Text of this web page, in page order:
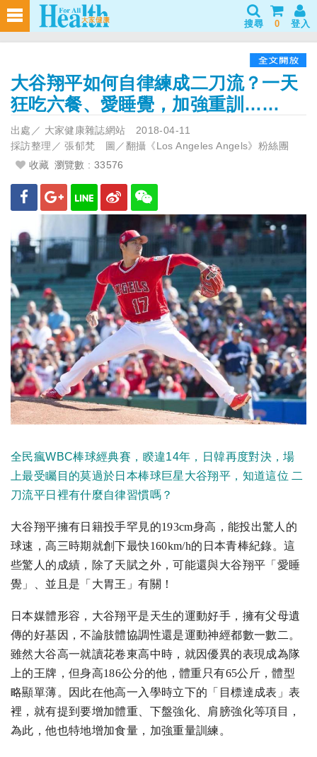
搜尋 0 登入
大谷翔平如何自律練成二刀流？一天
狂吃六餐、愛睡覺，加強重訓……
出處／ 大家健康雜誌網站 2018-04-11
採訪整理／ 張郁梵 圖／翻攝《Los Angeles Angels》粉絲團
收藏 瀏覽數 : 33576
全民瘋WBC棒球經典賽，睽違14年，日韓再度對決，場
上最受矚目的莫過於日本棒球巨星大谷翔平，知道這位 二
刀流平日裡有什麼自律習慣嗎？
大谷翔平擁有日籍投手罕見的193cm身高，能投出驚人的
球速，高三時期就創下最快160km/h的日本青棒紀錄。這
些驚人的成績，除了天賦之外，可能還與大谷翔平「愛睡
覺」、並且是「大胃王」有關！
日本媒體形容，大谷翔平是天生的運動好手，擁有父母遺
傳的好基因，不論肢體協調性還是運動神經都數一數二。
雖然大谷高一就讀花卷東高中時，就因優異的表現成為隊
上的王牌，但身高186公分的他，體重只有65公斤，體型
略顯單薄。因此在他高一入學時立下的「目標達成表」表
裡，就有提到要增加體重、下盤強化、肩膀強化等項目，
為此，他也特地增加食量，加強重量訓練。